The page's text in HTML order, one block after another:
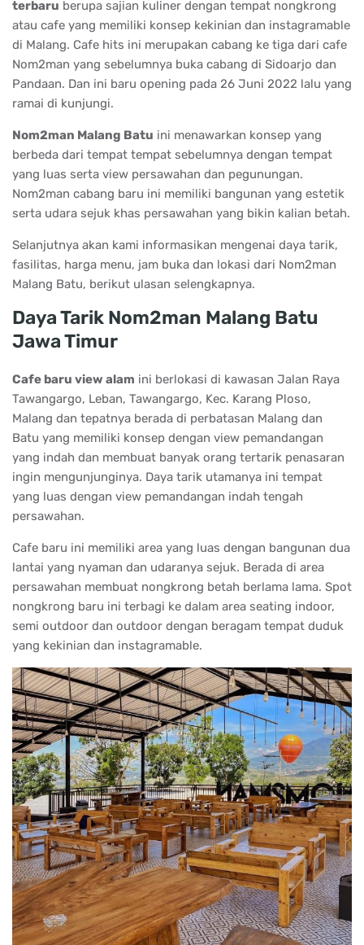
terbaru berupa sajian kuliner dengan tempat nongkrong
atau cafe yang memiliki konsep kekinian dan instagramable
di Malang. Cafe hits ini merupakan cabang ke tiga dari cafe
Nom2man yang sebelumnya buka cabang di Sidoarjo dan
Pandaan. Dan ini baru opening pada 26 Juni 2022 lalu yang
ramai di kunjungi.
Nom2man Malang Batu ini menawarkan konsep yang
berbeda dari tempat tempat sebelumnya dengan tempat
yang luas serta view persawahan dan pegunungan.
Nom2man cabang baru ini memiliki bangunan yang estetik
serta udara sejuk khas persawahan yang bikin kalian betah.
Selanjutnya akan kami informasikan mengenai daya tarik,
fasilitas, harga menu, jam buka dan lokasi dari Nom2man
Malang Batu, berikut ulasan selengkapnya.
Daya Tarik Nom2man Malang Batu
Jawa Timur
Cafe baru view alam ini berlokasi di kawasan Jalan Raya
Tawangargo, Leban, Tawangargo, Kec. Karang Ploso,
Malang dan tepatnya berada di perbatasan Malang dan
Batu yang memiliki konsep dengan view pemandangan
yang indah dan membuat banyak orang tertarik penasaran
ingin mengunjunginya. Daya tarik utamanya ini tempat
yang luas dengan view pemandangan indah tengah
persawahan.
Cafe baru ini memiliki area yang luas dengan bangunan dua
lantai yang nyaman dan udaranya sejuk. Berada di area
persawahan membuat nongkrong betah berlama lama. Spot
nongkrong baru ini terbagi ke dalam area seating indoor,
semi outdoor dan outdoor dengan beragam tempat duduk
yang kekinian dan instagramable.